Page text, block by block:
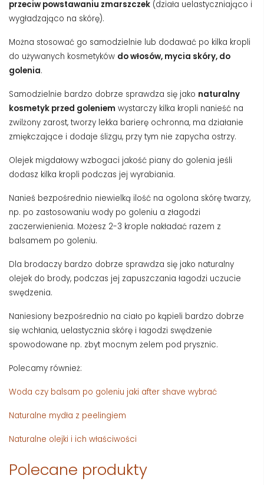
przeciw powstawaniu zmarszczek (działa uelastyczniająco i
wygładzająco na skórę).
Można stosować go samodzielnie lub dodawać po kilka kropli
do używanych kosmetyków do włosów, mycia skóry, do
golenia.
Samodzielnie bardzo dobrze sprawdza się jako naturalny
kosmetyk przed goleniem wystarczy kilka kropli nanieść na
zwilżony zarost, tworzy lekka barierę ochronna, ma działanie
zmiękczające i dodaje ślizgu, przy tym nie zapycha ostrzy.
Olejek migdałowy wzbogaci jakość piany do golenia jeśli
dodasz kilka kropli podczas jej wyrabiania.
Nanieś bezpośrednio niewielką ilość na ogolona skórę twarzy,
np. po zastosowaniu wody po goleniu a złagodzi
zaczerwienienia. Możesz 2-3 krople nakładać razem z
balsamem po goleniu.
Dla brodaczy bardzo dobrze sprawdza się jako naturalny
olejek do brody, podczas jej zapuszczania łagodzi uczucie
swędzenia.
Naniesiony bezpośrednio na ciało po kąpieli bardzo dobrze
się wchłania, uelastycznia skórę i łagodzi swędzenie
spowodowane np. zbyt mocnym żelem pod prysznic.
Polecamy również:
Woda czy balsam po goleniu jaki after shave wybrać
Naturalne mydła z peelingiem
Naturalne olejki i ich właściwości
Polecane produkty